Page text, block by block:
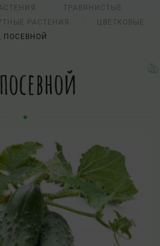
ТРАВЯНИСТЫЕ
РАСТЕНИЯ
ЦВЕТКОВЫЕ
ПОСЕВНОЙ